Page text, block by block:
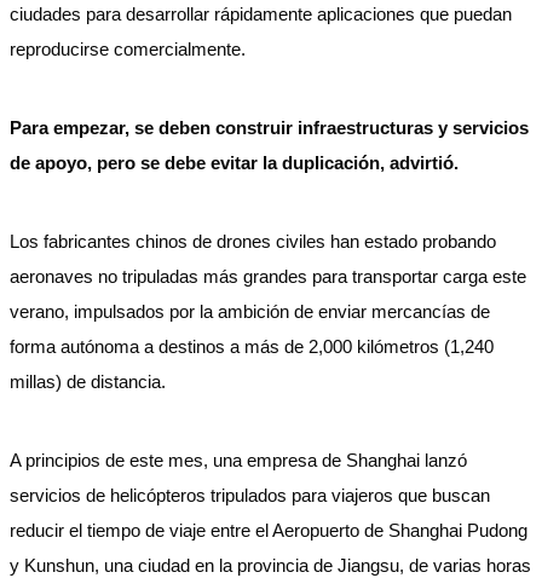
ciudades para desarrollar rápidamente aplicaciones que puedan
reproducirse comercialmente.
Para empezar, se deben construir infraestructuras y servicios
de apoyo, pero se debe evitar la duplicación, advirtió.
Los fabricantes chinos de drones civiles han estado probando
aeronaves no tripuladas más grandes para transportar carga este
verano, impulsados por la ambición de enviar mercancías de
forma autónoma a destinos a más de 2,000 kilómetros (1,240
millas) de distancia.
A principios de este mes, una empresa de Shanghai lanzó
servicios de helicópteros tripulados para viajeros que buscan
reducir el tiempo de viaje entre el Aeropuerto de Shanghai Pudong
y Kunshun, una ciudad en la provincia de Jiangsu, de varias horas